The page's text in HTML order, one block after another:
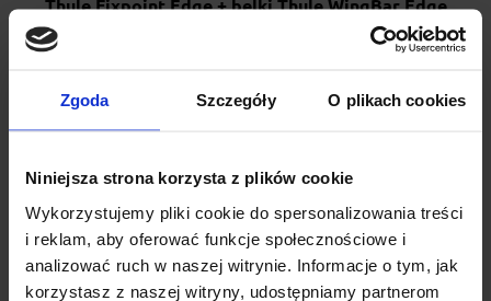
Zgoda Szczegóły O plikach cookies
Niniejsza strona korzysta z plików cookie
Wykorzystujemy pliki cookie do spersonalizowania treści
i reklam, aby oferować funkcje społecznościowe i
analizować ruch w naszej witrynie. Informacje o tym, jak
korzystasz z naszej witryny, udostępniamy partnerom
Thule Fixpoint Edge + belki Thule WingBar Edge
bagażnik nowej generacji do samochodów z fabrycznymi pu...